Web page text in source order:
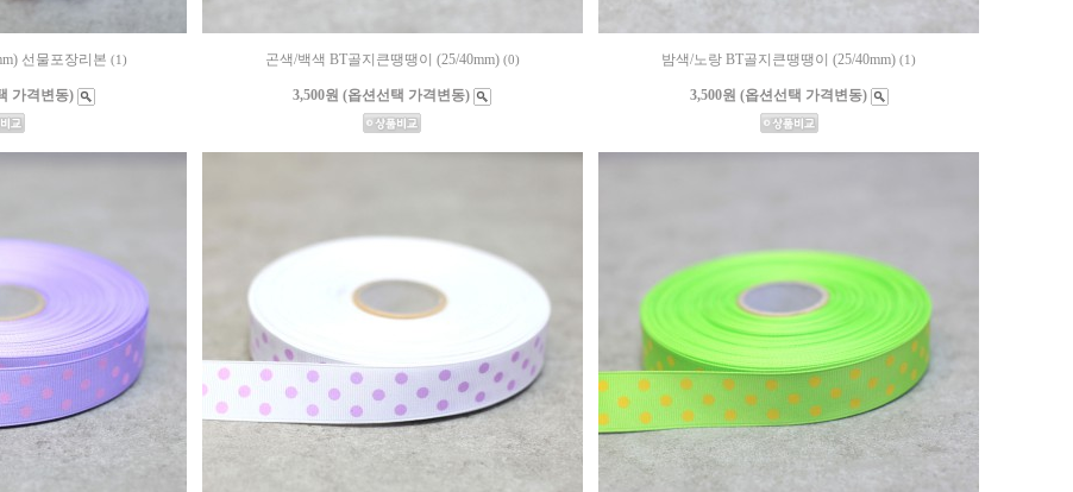
선물포장리본 (1)
가격변동)
곤색/백색 BT골지큰땡땡이 (25/40mm) (0)
3,500원 (옵션선택 가격변동)
밤색/노랑 BT골지큰땡땡이 (25/40mm) (1)
3,500원 (옵션선택 가격변동)